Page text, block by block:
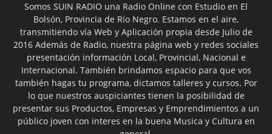
Somos SUIN RADIO una Radio Online con Estudio en El
Bolsón, Provincia de Río Negro. Estamos en el aire,
transmitiendo vía Web y Aplicación propia desde Julio de
2016 Además de Radio, nuestra página web y redes sociales
presentación información Local, Provincial, Nacional e
Internacional. También brindamos espacio para que vos
también hagas tu programa, dictamos talleres y cursos. Por
lo que nuestros auspiciantes tienen la posibilidad de
presentar sus Productos, Empresas y Emprendimientos a un
público joven con interes en la buena Musica y Cultura en